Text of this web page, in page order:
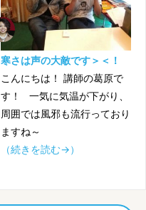
寒さは声の大敵です＞＜！
こんにちは！ 講師の葛原で
す！ 一気に気温が下がり、
周囲では風邪も流行っており
ますね～
（続きを読む→）